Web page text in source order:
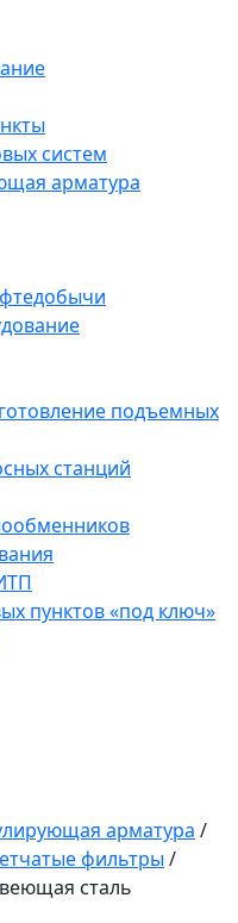
систем
арматура
подъемных
станций
пунктов «под ключ»
арматура /
фильтры /
сталь